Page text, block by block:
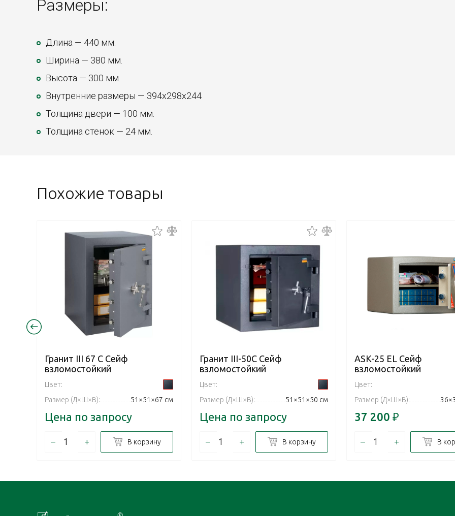
Размеры:
Длина — 440 мм.
Ширина — 380 мм.
Высота — 300 мм.
Внутренние размеры — 394х298х244
Толщина двери — 100 мм.
Толщина стенок — 24 мм.
Похожие товары
Гранит III 67 С Сейф
взломостойкий
Цвет:
Размер (Д×Ш×В):
51×51×67 см
Цена по запросу
– + В корзину
Гранит III-50C Сейф
взломостойкий
Цвет:
Размер (Д×Ш×В):
51×51×50 см
Цена по запросу
– + В корзину
ASK-25 EL Сейф
взломостойкий
Цвет:
Размер (Д×Ш×В):
37 200 ₽
– + В